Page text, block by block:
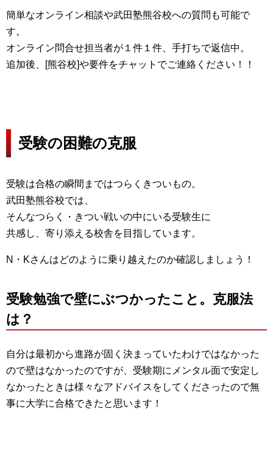
簡単なオンライン相談や武田塾熊谷校への質問も可能で
す。
オンライン問合せ担当者が１件１件、手打ちで返信中。
追加後、[熊谷校]や要件をチャットでご連絡ください！！
受験の困難の克服
受験は合格の瞬間まではつらくきついもの。
武田塾熊谷校では、
そんなつらく・きつい戦いの中にいる受験生に
共感し、寄り添える校舎を目指しています。
N・Kさんはどのように乗り越えたのか確認しましょう！
受験勉強で壁にぶつかったこと。克服法
は？
自分は最初から進路が固く決まっていたわけではなかった
ので壁はなかったのですが、受験期にメンタル面で安定し
なかったときは様々なアドバイスをしてくださったので無
事に大学に合格できたと思います！